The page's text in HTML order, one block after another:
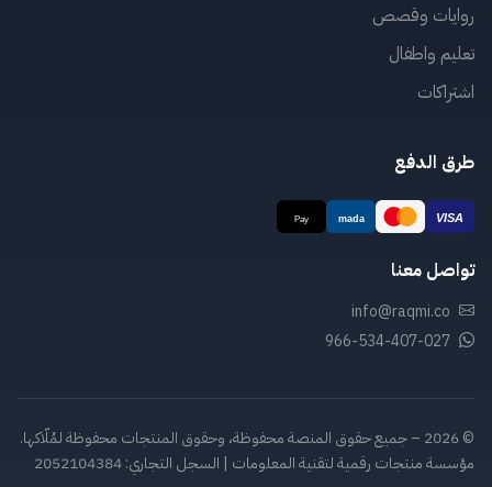
روايات وقصص
تعليم واطفال
اشتراكات
طرق الدفع
تواصل معنا
info@raqmi.co
966-534-407-027
© 2026 – جميع حقوق المنصة محفوظة، وحقوق المنتجات محفوظة لمُلّاكها.
مؤسسة منتجات رقمية لتقنية المعلومات | السجل التجاري: 2052104384